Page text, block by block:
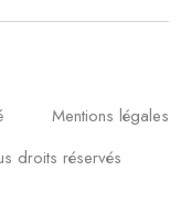
Mentions légales
droits réservés